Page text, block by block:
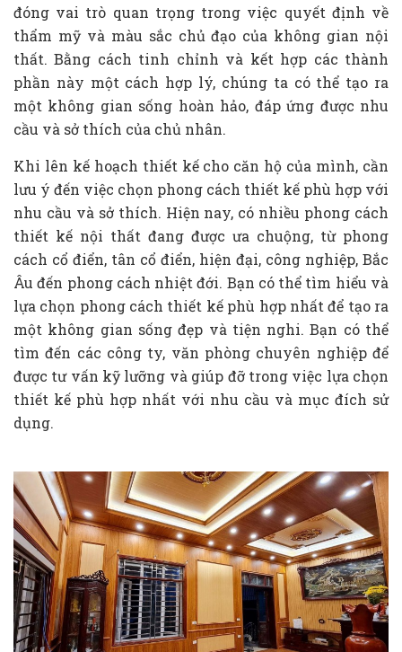
đóng vai trò quan trọng trong việc quyết định về
thẩm mỹ và màu sắc chủ đạo của không gian nội
thất. Bằng cách tinh chỉnh và kết hợp các thành
phần này một cách hợp lý, chúng ta có thể tạo ra
một không gian sống hoàn hảo, đáp ứng được nhu
cầu và sở thích của chủ nhân.
Khi lên kế hoạch thiết kế cho căn hộ của mình, cần
lưu ý đến việc chọn phong cách thiết kế phù hợp với
nhu cầu và sở thích. Hiện nay, có nhiều phong cách
thiết kế nội thất đang được ưa chuộng, từ phong
cách cổ điển, tân cổ điển, hiện đại, công nghiệp, Bắc
Âu đến phong cách nhiệt đới. Bạn có thể tìm hiểu và
lựa chọn phong cách thiết kế phù hợp nhất để tạo ra
một không gian sống đẹp và tiện nghi. Bạn có thể
tìm đến các công ty, văn phòng chuyên nghiệp để
được tư vấn kỹ lưỡng và giúp đỡ trong việc lựa chọn
thiết kế phù hợp nhất với nhu cầu và mục đích sử
dụng.